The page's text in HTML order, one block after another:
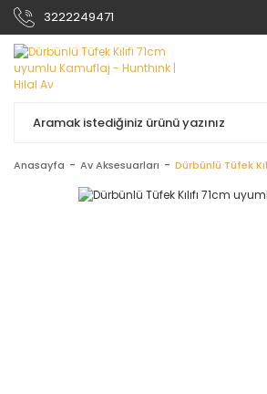
3222249471
Anasayfa Av Aksesuarları Dürbünlü Tüfek